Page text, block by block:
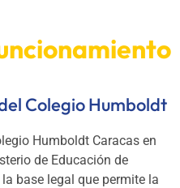
Colegio Humboldt
Humboldt Caracas en
de Educación de
base legal que permite la